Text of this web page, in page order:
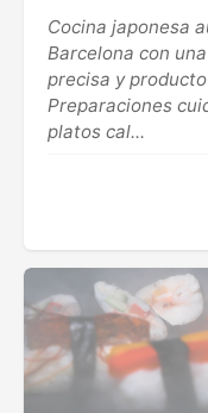
Cocina japonesa
Barcelona con
precisa y
Preparaciones
platos cal...